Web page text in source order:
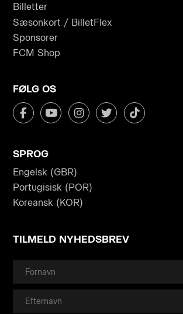
Billetter
Sæsonkort / BilletFlex
Sponsorer
FCM Shop
FØLG OS
SPROG
Engelsk (GBR)
Portugisisk (POR)
Koreansk (KOR)
TILMELD NYHEDSBREV